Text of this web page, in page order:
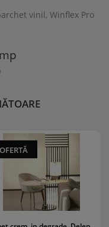
vinil, Winflex Pro
WINPRC-1142/0
OFERTĂ